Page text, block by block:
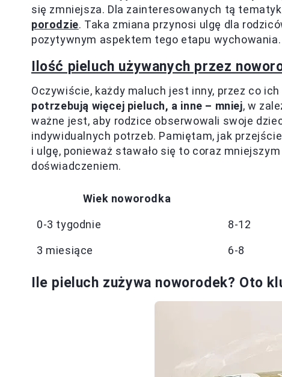
się zmniejsza. Dla zainteresowanych tą
porodzie. Taka zmiana przynosi ulgę dla
pozytywnym aspektem tego etapu wychowania.
Ilość pieluch używanych przez
Oczywiście, każdy maluch jest inny, przez co
potrzebują więcej pieluch, a inne – mniej, w
ważne jest, aby rodzice obserwowali swoje
indywidualnych potrzeb. Pamiętam, jak
i ulgę, ponieważ stawało się to coraz
doświadczeniem.
Wiek noworodka
0-3 tygodnie 8-12
3 miesiące 6-8
Ile pieluch zużywa noworodek? Oto